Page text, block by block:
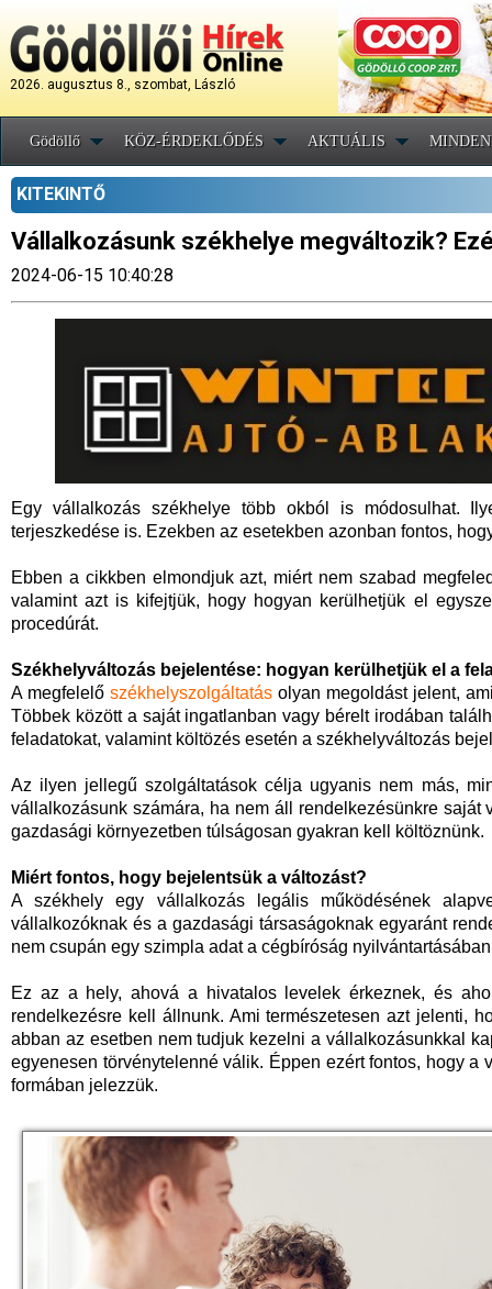
2026. augusztus 8., szombat, László
Gödöllő KÖZ-ÉRDEKLŐDÉS AKTUÁLIS
KITEKINTŐ
Vállalkozásunk székhelye megváltozik?
2024-06-15 10:40:28
Egy vállalkozás székhelye több okból is módosulhat.
terjeszkedése is. Ezekben az esetekben azonban fontos,
Ebben a cikkben elmondjuk azt, miért nem szabad
valamint azt is kifejtjük, hogy hogyan kerülhetjük el
procedúrát.
Székhelyváltozás bejelentése: hogyan kerülhetjük el a
A megfelelő székhelyszolgáltatásolyan megoldást jelent,
Többek között a saját ingatlanban vagy bérelt irodában
feladatokat, valamint költözés esetén a székhelyváltozás
Az ilyen jellegű szolgáltatások célja ugyanis nem más,
vállalkozásunk számára, ha nem áll rendelkezésünkre
gazdasági környezetben túlságosan gyakran kell költöznünk.
Miért fontos, hogy bejelentsük a változást?
A székhely egy vállalkozás legális működésének
vállalkozóknak és a gazdasági társaságoknak egyaránt
nem csupán egy szimpla adat a cégbíróság
Ez az a hely, ahová a hivatalos levelek érkeznek, és
rendelkezésre kell állnunk. Ami természetesen azt jelenti,
abban az esetben nem tudjuk kezelni a vállalkozásunkkal
egyenesen törvénytelenné válik. Éppen ezért fontos, hogy a
formában jelezzük.